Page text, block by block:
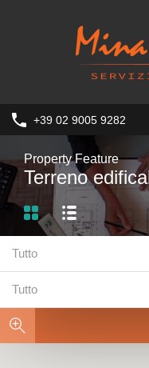
+39 02 9005 9282
Property Feature
Terreno
Tutto
Tutto